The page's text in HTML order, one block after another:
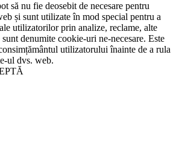
să nu fie deosebit de necesare pentru
și sunt utilizate în mod special pentru a
utilizatorilor prin analize, reclame, alte
denumite cookie-uri ne-necesare. Este
utilizatorului înainte de a rula
ul dvs. web.